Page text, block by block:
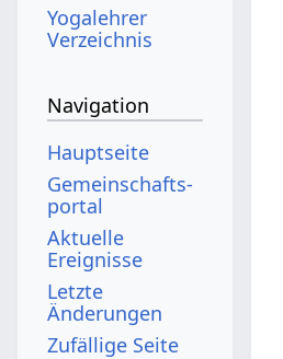
Yogalehrer
Verzeichnis
Navigation
Hauptseite
Gemeinschafts­
portal
Aktuelle
Ereignisse
Letzte
Änderungen
Zufällige Seite